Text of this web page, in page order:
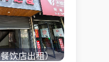
饮店出租）